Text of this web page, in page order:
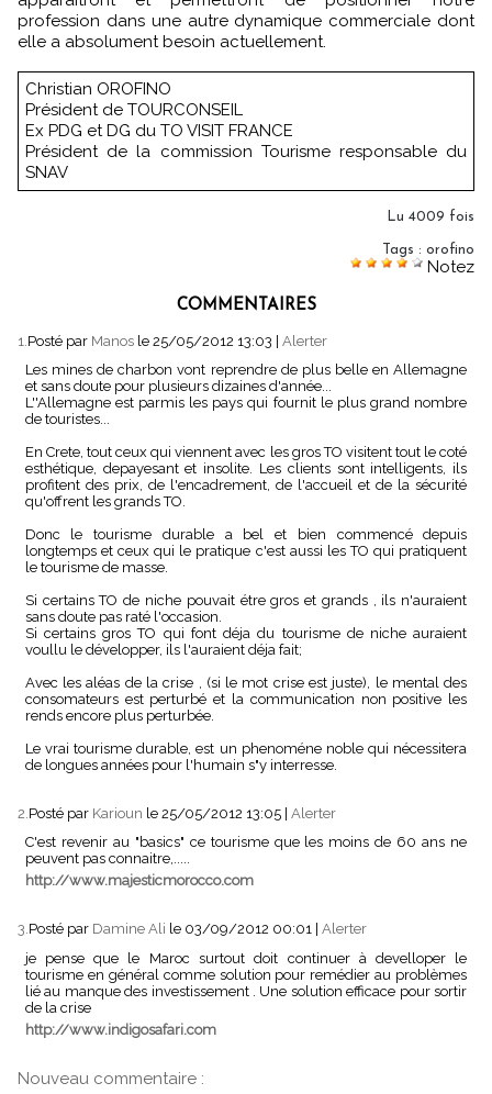
profession dans une autre dynamique commerciale dont
elle a absolument besoin actuellement.
Christian OROFINO
Président de TOURCONSEIL
Ex PDG et DG du TO VISIT FRANCE
Président de la commission Tourisme responsable du
SNAV
Lu 4009 fois
Tags : orofino
Notez
COMMENTAIRES
1. Posté par Manos le 25/05/2012 13:03 | Alerter
Les mines de charbon vont reprendre de plus belle en Allemagne
et sans doute pour plusieurs dizaines d'année...
L''Allemagne est parmis les pays qui fournit le plus grand nombre
de touristes...
En Crete, tout ceux qui viennent avec les gros TO visitent tout le coté
esthétique, depayesant et insolite. Les clients sont intelligents, ils
profitent des prix, de l'encadrement, de l'accueil et de la sécurité
qu'offrent les grands TO.
Donc le tourisme durable a bel et bien commencé depuis
longtemps et ceux qui le pratique c'est aussi les TO qui pratiquent
le tourisme de masse.
Si certains TO de niche pouvait étre gros et grands , ils n'auraient
sans doute pas raté l'occasion.
Si certains gros TO qui font déja du tourisme de niche auraient
voullu le développer, ils l'auraient déja fait;
Avec les aléas de la crise , (si le mot crise est juste), le mental des
consomateurs est perturbé et la communication non positive les
rends encore plus perturbée.
Le vrai tourisme durable, est un phenoméne noble qui nécessitera
de longues années pour l'humain s"y interresse.
2. Posté par Karioun le 25/05/2012 13:05 Alerter
C'est revenir au "basics" ce tourisme que les moins de 60 ans ne
peuvent pas connaitre,.....
http://www.majesticmorocco.com
3. Posté par Damine Ali le 03/09/2012 00:01
Alerter
je pense que le Maroc surtout doit continuer à develloper le
tourisme en général comme solution pour remédier au problèmes
lié au manque des investissement . Une solution efficace pour sortir
de la crise
http://www.indigosafari.com
Nouveau commentaire :